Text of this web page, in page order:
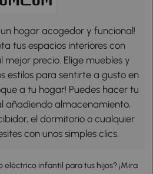
hogar acogedor y funcional!
tus espacios interiores con
mejor precio. Elige muebles y
estilos para sentirte a gusto en
a tu hogar! Puedes hacer tu
añadiendo almacenamiento,
el dormitorio o cualquier
con unos simples clics.
eléctrico infantil para tus hijos? ¡Mira